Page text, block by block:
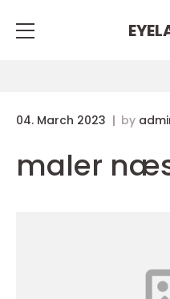
04. March 2023 by
maler